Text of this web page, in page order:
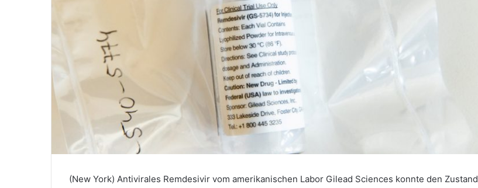
(New York) Antivirales Remdesivir vom amerikanischen Labor Gilead Sciences konnte den Zustand